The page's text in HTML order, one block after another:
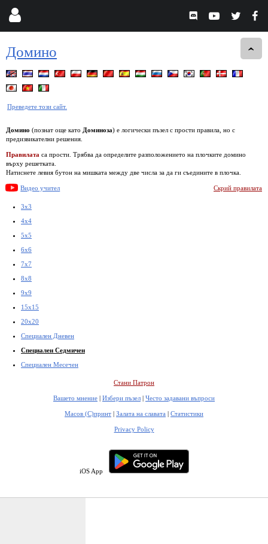
Домино
Преведете този сайт.
Домино (познат още като Доминоза) е логически пъзел с прости правила, но с
предизвикателни решения.
Правилата са прости. Трябва да определите разположението на плочките домино
върху решетката.
Натиснете левия бутон на мишката между две числа за да ги съедините в плочка.
Видео учител Скрий правилата
3x3
4x4
5x5
6x6
7x7
8x8
9x9
15x15
20x20
Специален Дневен
Специален Седмичен
Специален Месечен
Стани Патрон
Вашето мнение | Избери пъзел | Често задавани въпроси
Масов (С)принт | Залата на славата | Статистики
Privacy Policy
iOS App